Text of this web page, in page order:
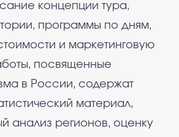
концепции тура,
программы по дням,
и маркетинговую
посвященные
в России, содержат
материал,
анализ регионов, оценку